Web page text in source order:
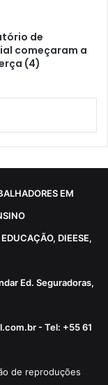
de
começaram a
(4)
EM
DIEESE,
Ed. Seguradoras,
- Tel: +55 61
de reproduções